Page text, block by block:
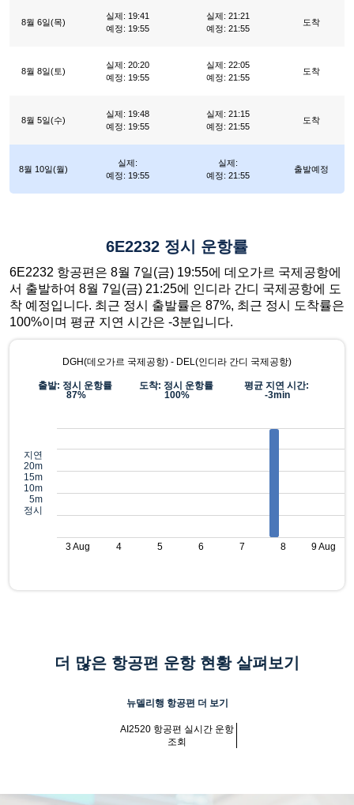
8월 6일(목)
실제: 19:41
예정: 19:55
실제: 21:21
예정: 21:55
도착
8월 8일(토)
실제: 20:20
예정: 19:55
실제: 22:05
예정: 21:55
도착
8월 5일(수)
실제: 19:48
예정: 19:55
실제: 21:15
예정: 21:55
도착
8월 10일(월)
실제:
예정: 19:55
실제:
예정: 21:55
출발예정
6E2232 정시 운항률
6E2232 항공편은 8월 7일(금) 19:55에 데오가르 국제공항에
서 출발하여 8월 7일(금) 21:25에 인디라 간디 국제공항에 도
착 예정입니다. 최근 정시 출발률은 87%, 최근 정시 도착률은
100%이며 평균 지연 시간은 -3분입니다.
DGH(데오가르 국제공항) - DEL(인디라 간디 국제공항)
출발: 정시 운항률
87%
도착: 정시 운항률
100%
평균 지연 시간:
-3min
지연
20m
15m
10m
5m
정시
3 Aug 4 5 6 7 8 9 Aug
더 많은 항공편 운항 현황 살펴보기
뉴델리행 항공편 더 보기
AI2520 항공편 실시간 운항
조회